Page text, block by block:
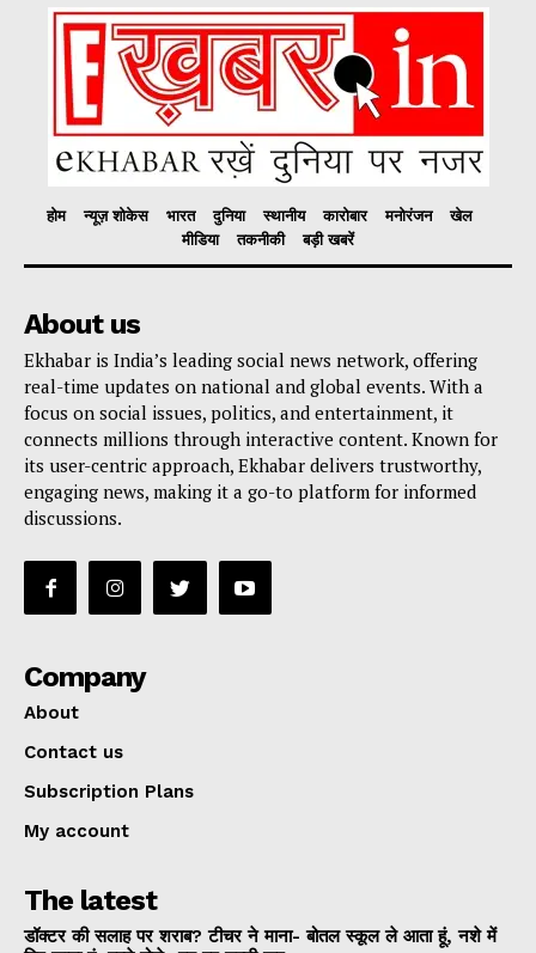
होम न्यूज़ शोकेस भारत दुनिया स्थानीय कारोबार मनोरंजन
खेल
मीडिया
तकनीकी बड़ी खबरें
About us
Ekhabar is India’s leading social news network, offering
real-time updates on national and global events. With a
focus on social issues, politics, and entertainment, it
connects millions through interactive content. Known for
its user-centric approach, Ekhabar delivers trustworthy,
engaging news, making it a go-to platform for informed
discussions.
Company
About
Contact us
Subscription Plans
My account
The latest
डॉक्टर की सलाह पर शराब? टीचर ने माना- बोतल स्कूल ले आता हूं, नशे में